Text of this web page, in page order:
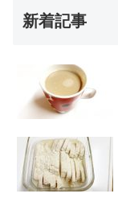
新着記事